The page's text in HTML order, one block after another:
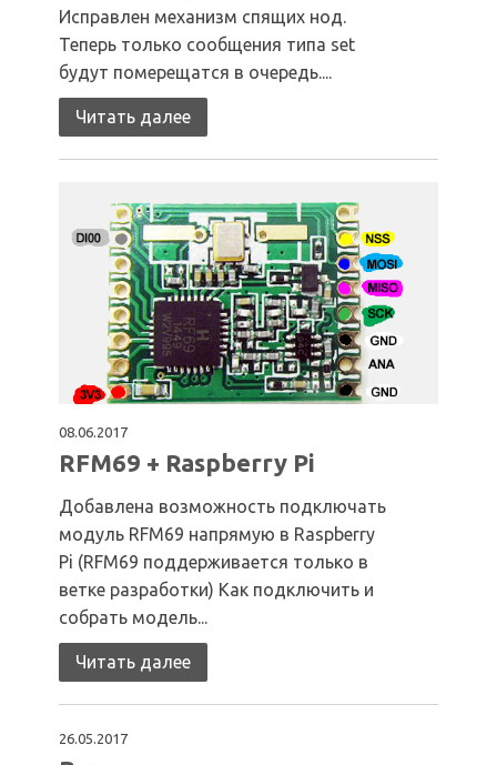
Исправлен механизм спящих нод.
Теперь только сообщения типа set
будут померещатся в очередь....
Читать далее
08.06.2017
RFM69 + Raspberry Pi
Добавлена возможность подключать
модуль RFM69 напрямую в Raspberry
Pi (RFM69 поддерживается только в
ветке разработки) Как подключить и
собрать модель...
Читать далее
26.05.2017